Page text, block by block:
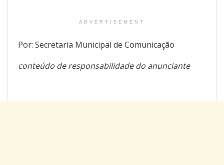
ADVERTISEMENT
Por: Secretaria Municipal de Comunicação
conteúdo de responsabilidade do anunciante